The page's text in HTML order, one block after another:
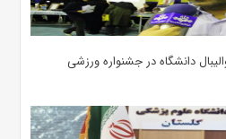
دانشگاه در جشنواره ورزشی